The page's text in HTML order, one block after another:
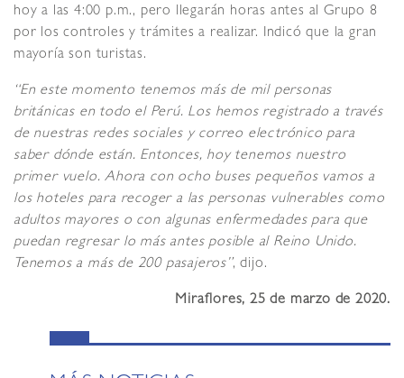
hoy a las 4:00 p.m., pero llegarán horas antes al Grupo 8
por los controles y trámites a realizar. Indicó que la gran
mayoría son turistas.
“En este momento tenemos más de mil personas
británicas en todo el Perú. Los hemos registrado a través
de nuestras redes sociales y correo electrónico para
saber dónde están. Entonces, hoy tenemos nuestro
primer vuelo. Ahora con ocho buses pequeños vamos a
los hoteles para recoger a las personas vulnerables como
adultos mayores o con algunas enfermedades para que
puedan regresar lo más antes posible al Reino Unido.
Tenemos a más de 200 pasajeros”, dijo.
Miraflores, 25 de marzo de 2020.